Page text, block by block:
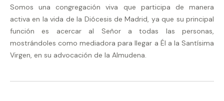
Somos una congregación viva que participa de manera
activa en la vida de la Diócesis de Madrid, ya que su principal
función es acercar al Señor a todas las personas,
mostrándoles como mediadora para llegar a Él a la Santísima
Virgen, en su advocación de la Almudena.